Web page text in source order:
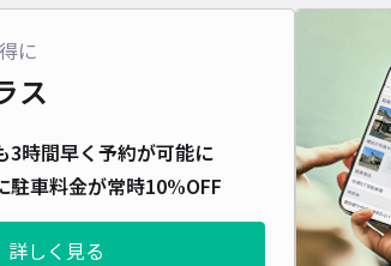
に
ス
3時間早く予約が可能に
駐車料金が常時10%OFF
詳しく見る